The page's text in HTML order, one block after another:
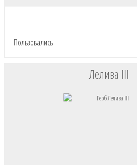
Пользовались
Лелива III